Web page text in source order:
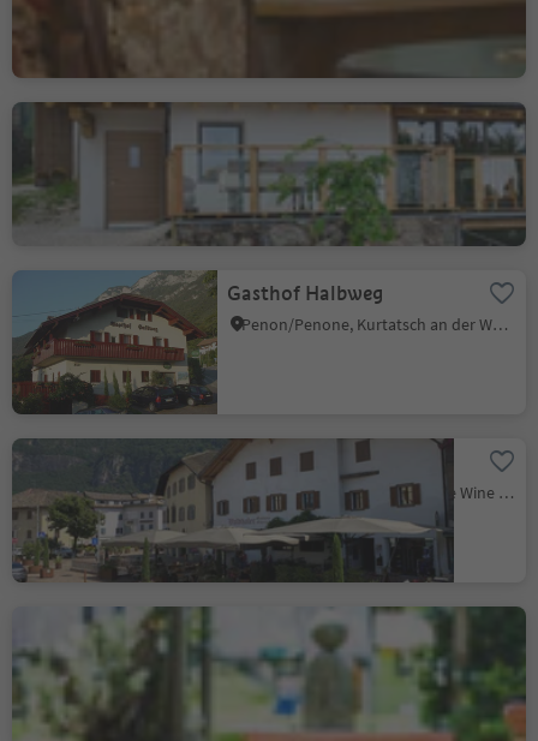
Mountain Inn Dorfner
Casignano/Gschnon, Montan/Montagna, Alto Adige Wine Road
Niveau de durabilité 2
Gasthof Halbweg
Penon/Penone, Kurtatsch an der Weinstraße/Cortaccia sulla Strada del Vino, Alto Adige Wine Road
Restaurant Waldthaler
Ora/Auer, Auer/Ora, Alto Adige Wine Road
Grill Unterland
Salorno/Salurn, Alto Adige Wine Road